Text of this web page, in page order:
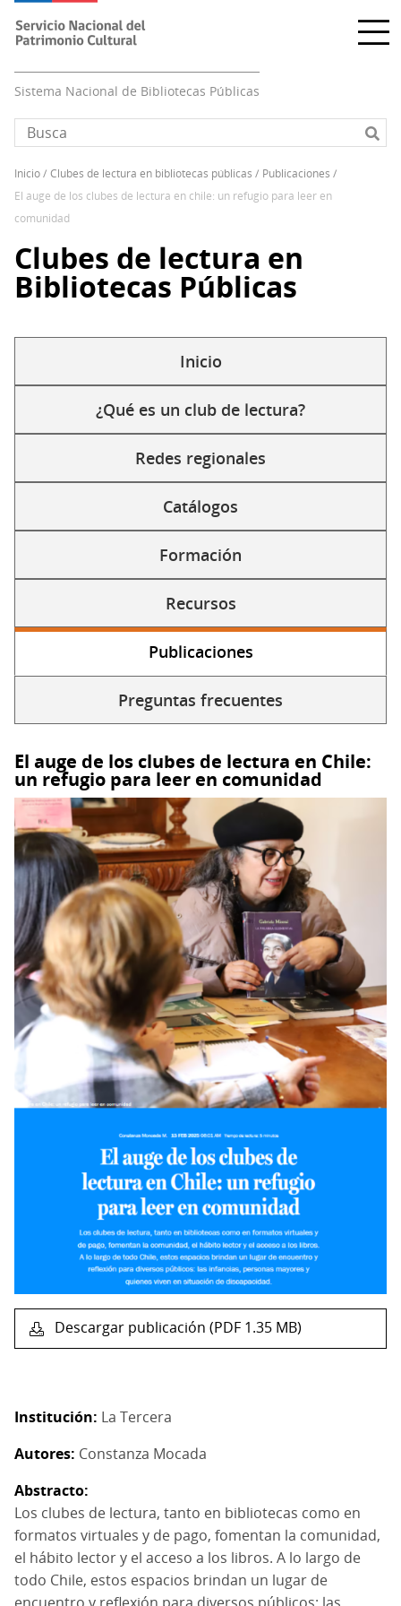
principal
Sistema Nacional de Bibliotecas Públicas
Sobrescribir
enlaces
ayuda
a
la
inicio clubes de lectura en bibliotecas públicas
publicaciones
el auge de los clubes de lectura en chile: un refugio para leer en
comunidad
Clubes de lectura en
Bibliotecas Públicas
Solapas
secundarias
Inicio
¿Qué es un club de lectura?
Redes regionales
Catálogos
Formación
Recursos
Publicaciones
(solapa
activa)
Preguntas frecuentes
El auge de los clubes de lectura en Chile:
un refugio para leer en comunidad
Descargar publicación (PDF 1.35 MB)
Institución La Tercera
Autores Constanza Mocada
Abstracto
Los clubes de lectura, tanto en bibliotecas como en
formatos virtuales y de pago, fomentan la comunidad,
el hábito lector y el acceso a los libros. A lo largo de
todo Chile, estos espacios brindan un lugar de